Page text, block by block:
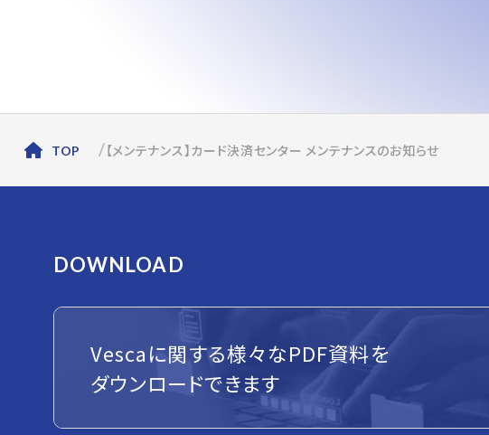
TOP 【メンテナンス】カード決済センター メンテナンスのお知らせ
DOWNLOAD
Vescaに関する様々なPDF資料を
ダウンロードできます